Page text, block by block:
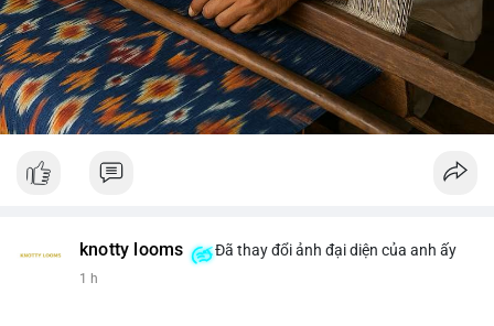
knotty looms Đã thay đổi ảnh đại diện của anh ấy
1 h